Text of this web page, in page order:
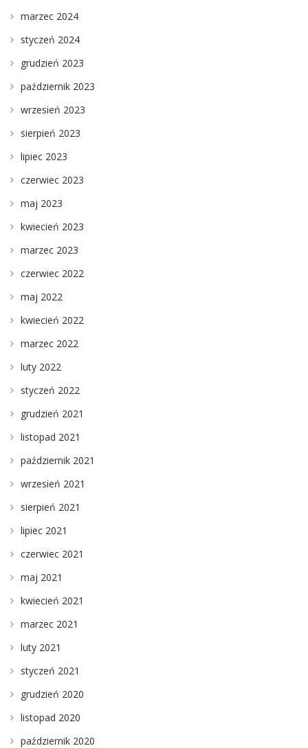
marzec 2024
styczeń 2024
grudzień 2023
październik 2023
wrzesień 2023
sierpień 2023
lipiec 2023
czerwiec 2023
maj 2023
kwiecień 2023
marzec 2023
czerwiec 2022
maj 2022
kwiecień 2022
marzec 2022
luty 2022
styczeń 2022
grudzień 2021
listopad 2021
październik 2021
wrzesień 2021
sierpień 2021
lipiec 2021
czerwiec 2021
maj 2021
kwiecień 2021
marzec 2021
luty 2021
styczeń 2021
grudzień 2020
listopad 2020
październik 2020